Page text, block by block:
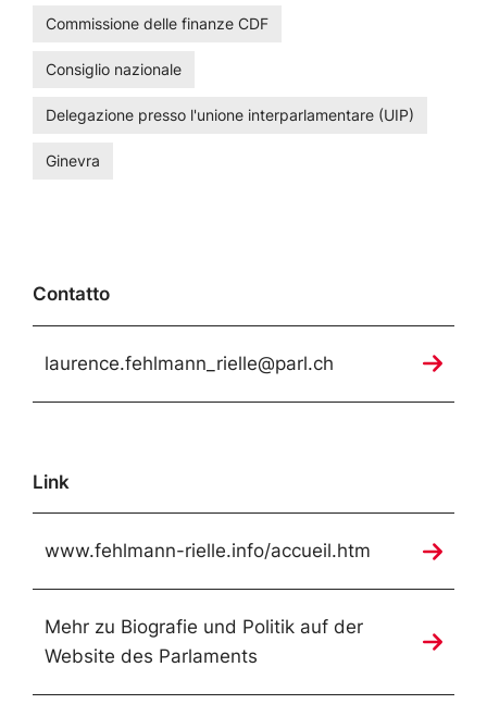
Commissione delle finanze CDF
Consiglio nazionale
Delegazione presso l'unione interparlamentare (UIP)
Ginevra
Contatto
laurence.fehlmann_rielle@parl.ch
Link
www.fehlmann-rielle.info/accueil.htm
Mehr zu Biografie und Politik auf der
Website des Parlaments